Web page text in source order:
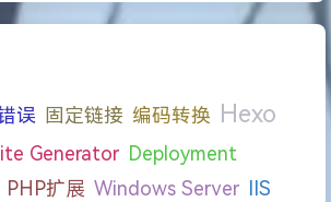
误 固定链接 编码转换 Hexo
Generator Deployment
PHP扩展 Windows Server IIS